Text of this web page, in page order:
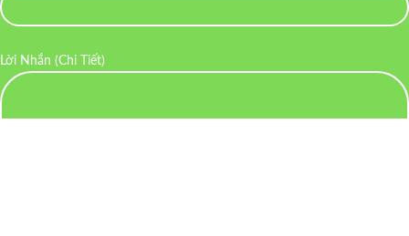
Lời Nhắn (Chi Tiết)